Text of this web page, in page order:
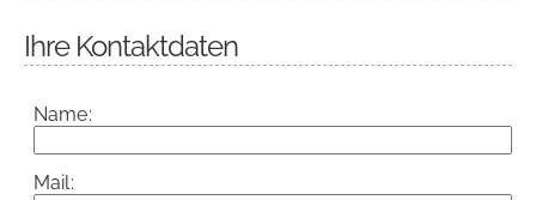
Ihre Kontaktdaten
Name:
Mail: